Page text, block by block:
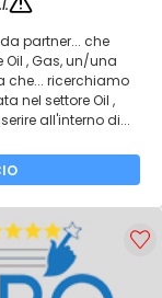
partner... che
, Gas, un/una
che... ricerchiamo
nel settore Oil ,
all'interno di...